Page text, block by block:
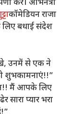
करें। अभिनेत्री
कॉमेडियन राजा
लिए बधाई संदेश
उनमें से एक ने
शुभकामनाएं!!”
मैं आपके लिए
सारा प्यार भरा